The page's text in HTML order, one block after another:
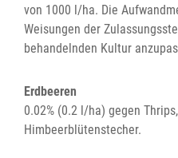
von 1000 l/ha. Die
Weisungen der
behandelnden Kultur
Erdbeeren
0.02% (0.2 l/ha) gegen
Himbeerblütenstecher.